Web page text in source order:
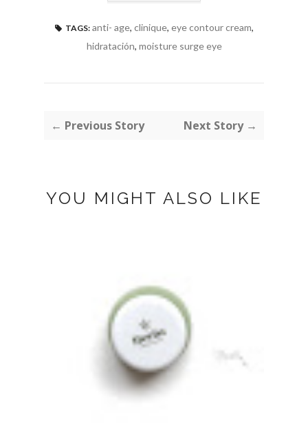
TAGS: anti- age, clinique, eye contour cream,
hidratación, moisture surge eye
← Previous Story Next Story →
YOU MIGHT ALSO LIKE